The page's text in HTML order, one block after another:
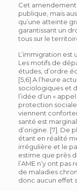
Cet amendement
publique, mais
qu’une atteinte
garantissant un
tous sur le
L’immigration
Les motifs de
études, d’ordre
[5,6] A l’heure
sociologiques et
l’idée d’un «
protection sociale
viennent
santé est
d’origine. [7]. De
étant en réalité
irrégulière et le
estime que près
l’AME n’y ont
de maladies
donc aucun effet